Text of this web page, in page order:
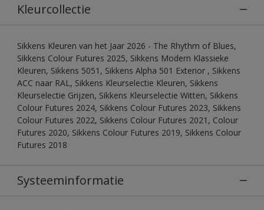
Kleurcollectie
Sikkens Kleuren van het Jaar 2026 - The Rhythm of Blues,
Sikkens Colour Futures 2025, Sikkens Modern Klassieke
Kleuren, Sikkens 5051, Sikkens Alpha 501 Exterior , Sikkens
ACC naar RAL, Sikkens Kleurselectie Kleuren, Sikkens
Kleurselectie Grijzen, Sikkens Kleurselectie Witten, Sikkens
Colour Futures 2024, Sikkens Colour Futures 2023, Sikkens
Colour Futures 2022, Sikkens Colour Futures 2021, Colour
Futures 2020, Sikkens Colour Futures 2019, Sikkens Colour
Futures 2018
Systeeminformatie